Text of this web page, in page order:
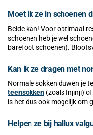
Moet ik ze in schoenen
Beide kan! Voor optimaal
schoenen heb je wel
barefoot schoenen).
Kan ik ze dragen met
Normale sokken duwen je
teensokken (zoals Injinji)
is het dus ook mogelijk om
Helpen ze bij hallux